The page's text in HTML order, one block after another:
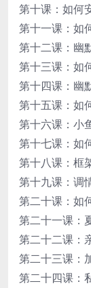
第十课：如何
第十一课：如
第十二课：幽
第十三课：如
第十四课：幽
第十五课：如
第十六课：小
第十七课：如
第十八课：框
第十九课：调
第二十课：如
第二十一课：
第二十二课：
第二十三课：
第二十四课：